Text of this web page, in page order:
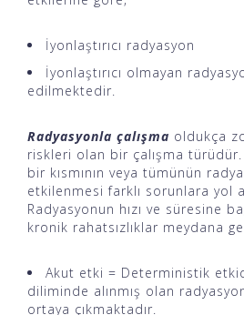
İyonlaştırıcı radyasyon
İyonlaştırıcı olmayan
edilmektedir.
Radyasyonla çalışma oldukça
riskleri olan bir çalışma
bir kısmının veya tümünün
etkilenmesi farklı sorunlara yol
Radyasyonun hızı ve süresine
kronik rahatsızlıklar meydana
Akut etki = Deterministik
diliminde alınmış olan
ortaya çıkmaktadır.